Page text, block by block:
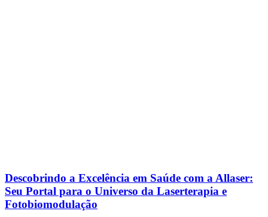
Descobrindo a Excelência em Saúde com a Allaser:
Seu Portal para o Universo da Laserterapia e
Fotobiomodulação